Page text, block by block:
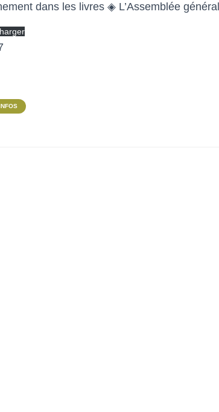
dans les livres ◈ L’Assemblée